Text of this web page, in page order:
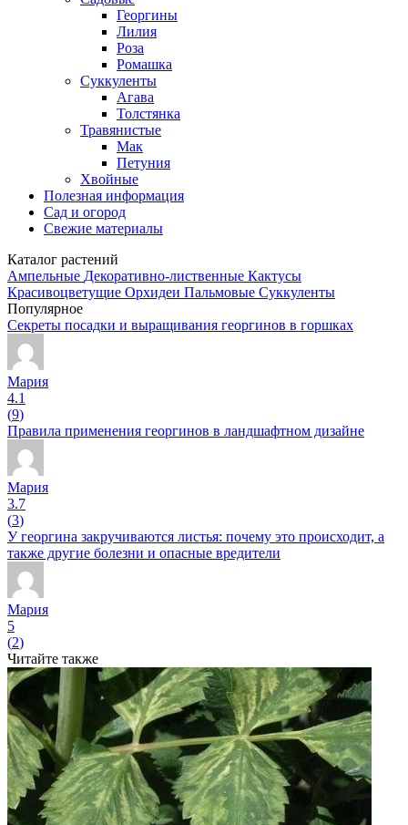
Георгины
Лилия
Роза
Ромашка
Суккуленты
Агава
Толстянка
Травянистые
Мак
Петуния
Хвойные
Полезная информация
Сад и огород
Свежие материалы
Каталог растений
Ампельные Декоративно-лиственные Кактусы
Красивоцветущие Орхидеи Пальмовые Суккуленты
Популярное
Секреты посадки и выращивания георгинов в горшках
Мария
4.1
(9)
Правила применения георгинов в ландшафтном дизайне
Мария
3.7
(3)
У георгина закручиваются листья: почему это происходит, а
также другие болезни и опасные вредители
Мария
5
(2)
Читайте также